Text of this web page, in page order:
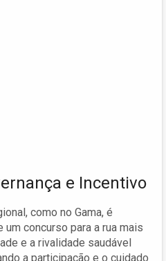
e Incentivo
como no Gama, é
concurso para a rua mais
e a rivalidade saudável
a participação e o cuidado